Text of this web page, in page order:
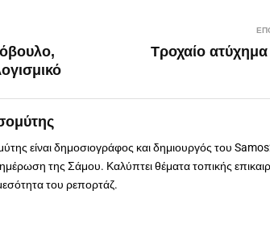
Τροχαίο
είναι δημοσιογράφος και δημιουργός του
της Σάμου. Καλύπτει θέματα τοπικής
του ρεπορτάζ.